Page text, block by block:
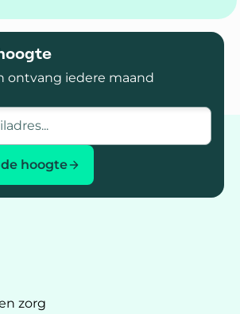
ontvang iedere maand
hoogte
zorg